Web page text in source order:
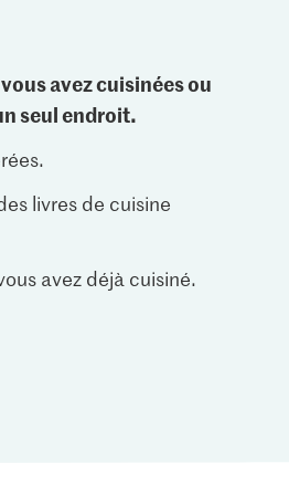
avez cuisinées ou
seul endroit.
livres de cuisine
avez déjà cuisiné.